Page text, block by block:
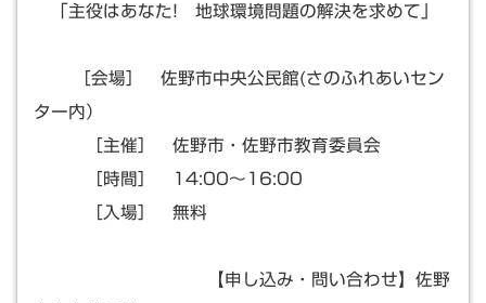
「主役はあなた! 地球環境問題の解決を求めて」
［会場］ 佐野市中央公民館(さのふれあいセン
ター内）
［主催］ 佐野市・佐野市教育委員会
［時間］ 14:00～16:00
［入場］ 無料
【申し込み・問い合わせ】佐野